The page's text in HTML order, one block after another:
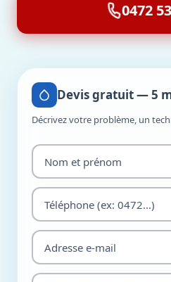
0472
Devis gratuit — 5
Décrivez votre problème, un